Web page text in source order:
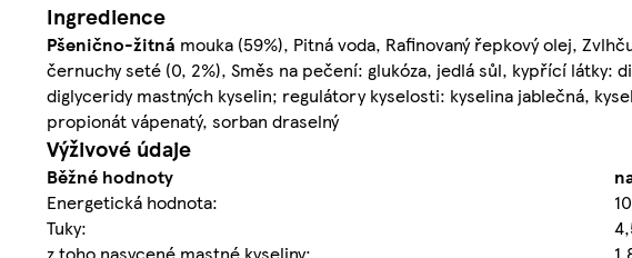
Ingredience
Pšenično-žitná mouka (59%), Pitná voda, Rafinovaný řepkový olej,
černuchy seté (0, 2%), Směs na pečení: glukóza, jedlá sůl, kypřící
diglyceridy mastných kyselin; regulátory kyselosti: kyselina jablečná,
propionát vápenatý, sorban draselný
Výživové údaje
Běžné hodnoty
Energetická hodnota:
Tuky: